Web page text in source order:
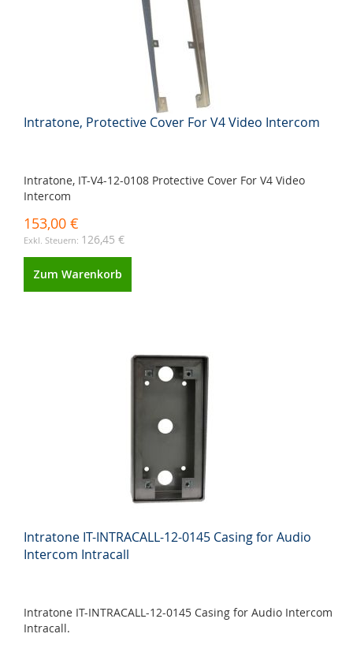
Intratone, Protective Cover For V4 Video Intercom
Intratone, IT-V4-12-0108 Protective Cover For V4 Video
Intercom
153,00 €
126,45 €
Zum Warenkorb
Intratone IT-INTRACALL-12-0145 Casing for Audio
Intercom Intracall
Intratone IT-INTRACALL-12-0145 Casing for Audio Intercom
Intracall.